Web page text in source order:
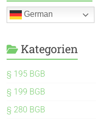
German
Kategorien
§ 195 BGB
§ 199 BGB
§ 280 BGB